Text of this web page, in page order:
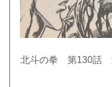
北斗の拳 第130話